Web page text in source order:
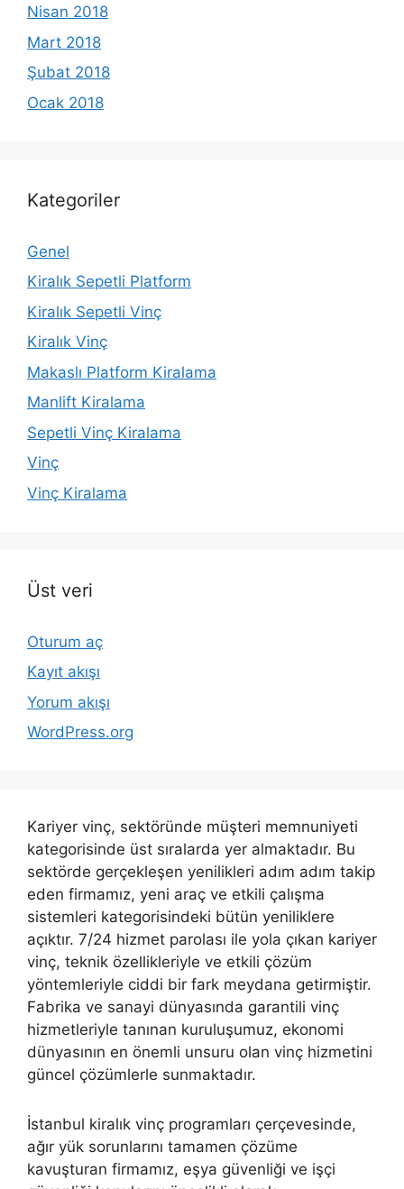
Nisan 2018
Mart 2018
Şubat 2018
Ocak 2018
Kategoriler
Genel
Kiralık Sepetli Platform
Kiralık Sepetli Vinç
Kiralık Vinç
Makaslı Platform Kiralama
Manlift Kiralama
Sepetli Vinç Kiralama
Vinç
Vinç Kiralama
Üst veri
Oturum aç
Kayıt akışı
Yorum akışı
WordPress.org
Kariyer vinç, sektöründe müşteri memnuniyeti
kategorisinde üst sıralarda yer almaktadır. Bu
sektörde gerçekleşen yenilikleri adım adım takip
eden firmamız, yeni araç ve etkili çalışma
sistemleri kategorisindeki bütün yeniliklere
açıktır. 7/24 hizmet parolası ile yola çıkan kariyer
vinç, teknik özellikleriyle ve etkili çözüm
yöntemleriyle ciddi bir fark meydana getirmiştir.
Fabrika ve sanayi dünyasında garantili vinç
hizmetleriyle tanınan kuruluşumuz, ekonomi
dünyasının en önemli unsuru olan vinç hizmetini
güncel çözümlerle sunmaktadır.
İstanbul kiralık vinç programları çerçevesinde,
ağır yük sorunlarını tamamen çözüme
kavuşturan firmamız, eşya güvenliği ve işçi